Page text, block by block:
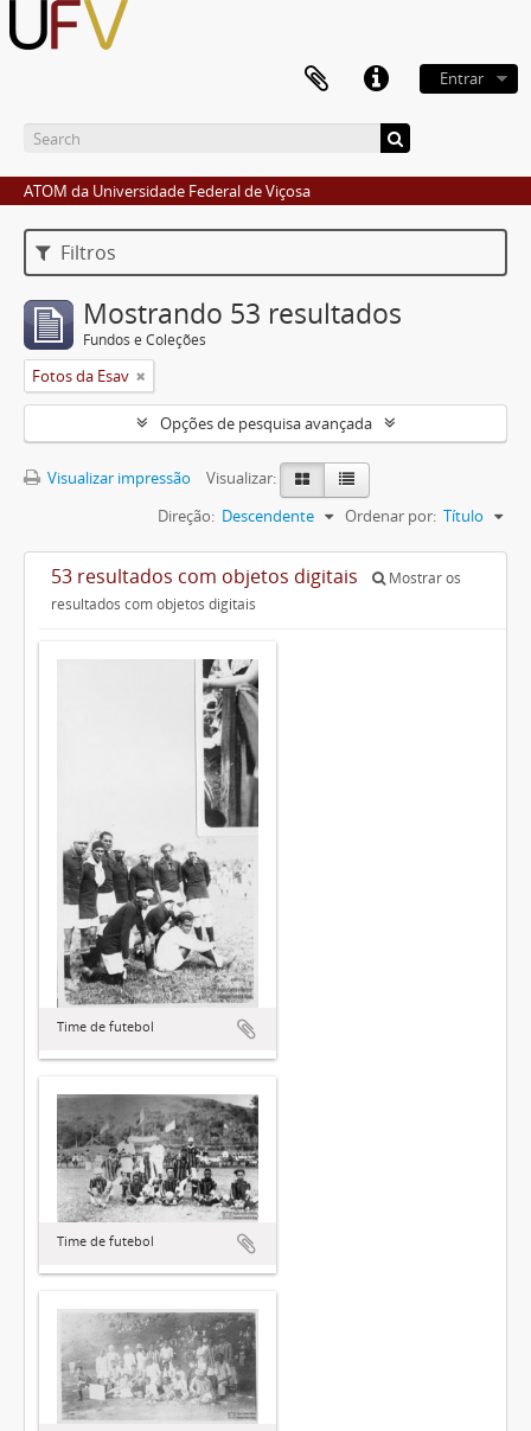
Entrar
ATOM da Universidade Federal de Viçosa
Filtros
Mostrando 53 resultados
Fundos e Coleções
Fotos da Esav
Opções de pesquisa avançada
Visualizar impressão
Visualizar:
Ordenar por: Título
Direção: Descendente
53 resultados com objetos digitais
Mostrar os
resultados com objetos digitais
Time de futebol
Time de futebol